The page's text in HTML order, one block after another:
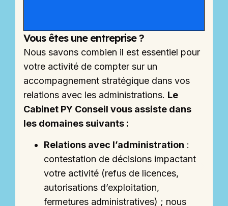
Vous êtes une entreprise ?
Nous savons combien il est essentiel pour
votre activité de compter sur un
accompagnement stratégique dans vos
relations avec les administrations. Le
Cabinet PY Conseil vous assiste dans
les domaines suivants :
Relations avec l’administration :
contestation de décisions impactant
votre activité (refus de licences,
autorisations d’exploitation,
fermetures administratives) ; nous